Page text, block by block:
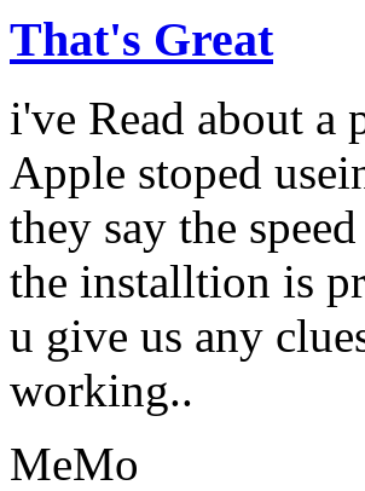
That's Great
i've Read about a
Apple stoped
they say the
the installtion is
u give us any
working..
MeMo